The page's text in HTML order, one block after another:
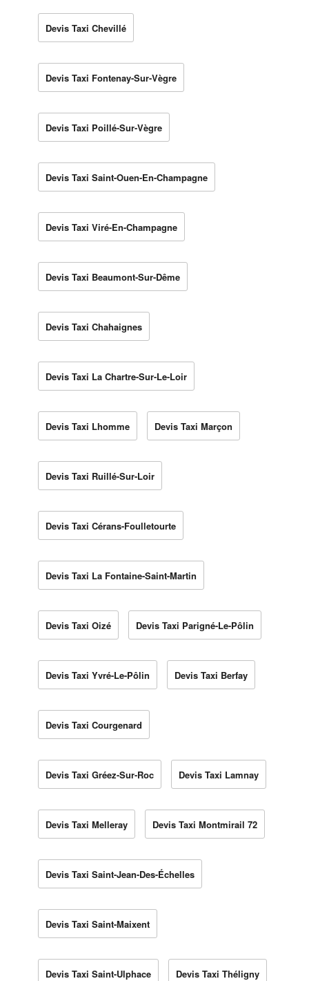
Devis Taxi Chevillé
Devis Taxi Fontenay-Sur-Vègre
Devis Taxi Poillé-Sur-Vègre
Devis Taxi Saint-Ouen-En-Champagne
Devis Taxi Viré-En-Champagne
Devis Taxi Beaumont-Sur-Dême
Devis Taxi Chahaignes
Devis Taxi La Chartre-Sur-Le-Loir
Devis Taxi Lhomme Devis Taxi Marçon
Devis Taxi Ruillé-Sur-Loir
Devis Taxi Cérans-Foulletourte
Devis Taxi La Fontaine-Saint-Martin
Devis Taxi Oizé Devis Taxi Parigné-Le-Pôlin
Devis Taxi Yvré-Le-Pôlin Devis Taxi Berfay
Devis Taxi Courgenard
Devis Taxi Gréez-Sur-Roc Devis Taxi Lamnay
Devis Taxi Melleray Devis Taxi Montmirail 72
Devis Taxi Saint-Jean-Des-Échelles
Devis Taxi Saint-Maixent
Devis Taxi Saint-Ulphace Devis Taxi Théligny